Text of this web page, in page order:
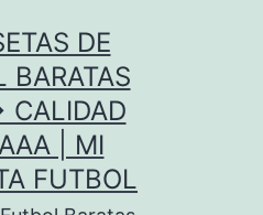
DE
BARATAS
| MI
FUTBOL